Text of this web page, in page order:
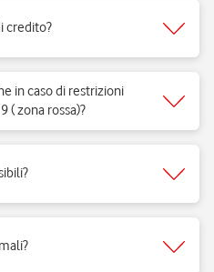
credito?
in caso di restrizioni
( zona rossa)?